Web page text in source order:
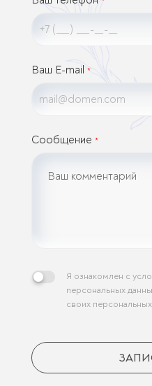
Ваш E-mail *
Сообщение *
Я ознакомлен с
персональных
своих